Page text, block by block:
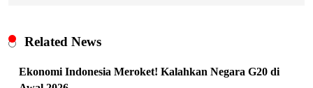
Related News
Ekonomi Indonesia Meroket! Kalahkan Negara G20 di